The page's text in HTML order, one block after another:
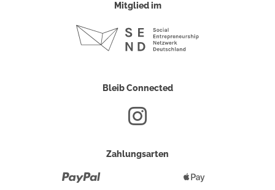
Mitglied im
Bleib Connected
Zahlungsarten